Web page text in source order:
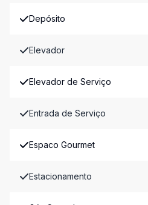
Depósito
Elevador
Elevador de Serviço
Entrada de Serviço
Espaco Gourmet
Estacionamento